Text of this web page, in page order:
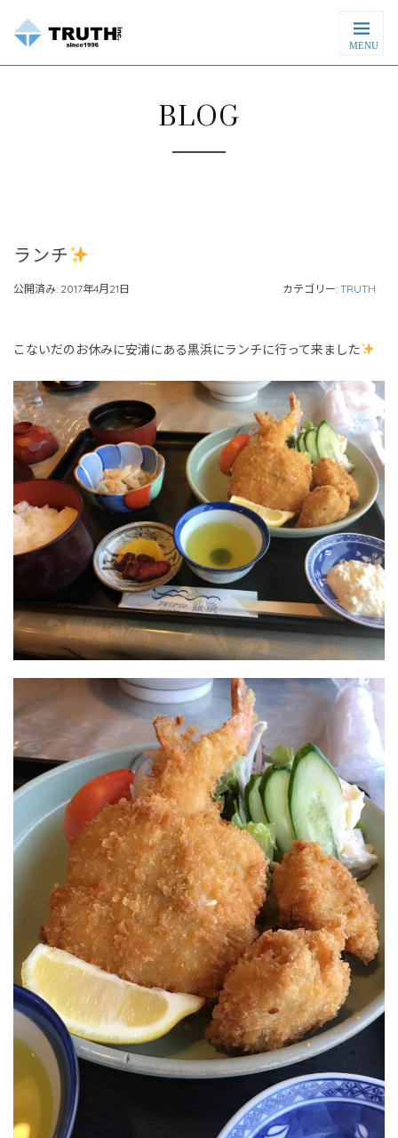
MENU
BLOG
ランチ
公開済み: 2017年4月21日 カテゴリー: TRUTH
こないだのお休みに安浦にある黒浜にランチに行って来ました